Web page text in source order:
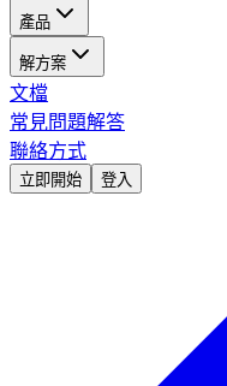
產品
解方案
文檔
常見問題解答
聯絡方式
立即開始 登入